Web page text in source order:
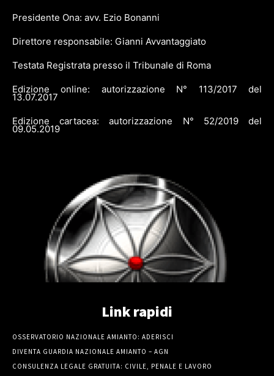
Presidente Ona: avv. Ezio Bonanni
Direttore responsabile: Gianni Avvantaggiato
Testata Registrata presso il Tribunale di Roma
Edizione online: autorizzazione N° 113/2017 del
13.07.2017
Edizione cartacea: autorizzazione N° 52/2019 del
09.05.2019
Link rapidi
OSSERVATORIO NAZIONALE AMIANTO: ADERISCI
DIVENTA GUARDIA NAZIONALE AMIANTO – AGN
CONSULENZA LEGALE GRATUITA: CIVILE, PENALE E LAVORO